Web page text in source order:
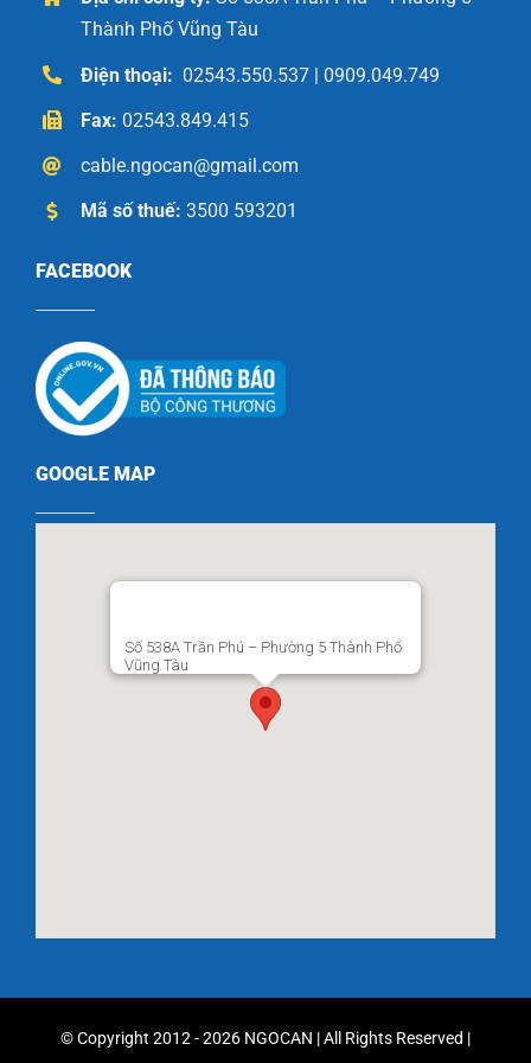
Thành Phố Vũng Tàu
Điện thoại: 02543.550.537 | 0909.049.749
Fax: 02543.849.415
cable.ngocan@gmail.com
Mã số thuế: 3500 593201
FACEBOOK
GOOGLE MAP
Số 538A Trần Phú – Phường 5 Thành Phố
Vũng Tàu
© Copyright 2012 - 2026 NGOCAN | All Rights Reserved |